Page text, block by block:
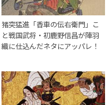
猪突猛進「香車の伝右衛門」こ
と戦国武将・初鹿野信昌が陣羽
織に仕込んだネタにアッパレ！